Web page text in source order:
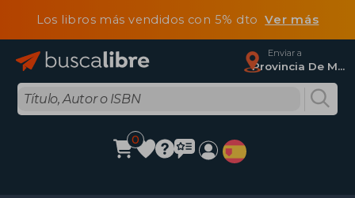
Los libros más vendidos con 5% dtoVer más
Enviar a
Provincia De Madrid
0